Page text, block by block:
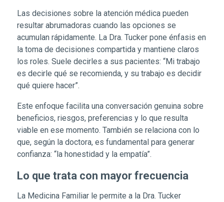
Las decisiones sobre la atención médica pueden
resultar abrumadoras cuando las opciones se
acumulan rápidamente. La Dra. Tucker pone énfasis en
la toma de decisiones compartida y mantiene claros
los roles. Suele decirles a sus pacientes: “Mi trabajo
es decirle qué se recomienda, y su trabajo es decidir
qué quiere hacer”.
Este enfoque facilita una conversación genuina sobre
beneficios, riesgos, preferencias y lo que resulta
viable en ese momento. También se relaciona con lo
que, según la doctora, es fundamental para generar
confianza: “la honestidad y la empatía”.
Lo que trata con mayor frecuencia
La Medicina Familiar le permite a la Dra. Tucker